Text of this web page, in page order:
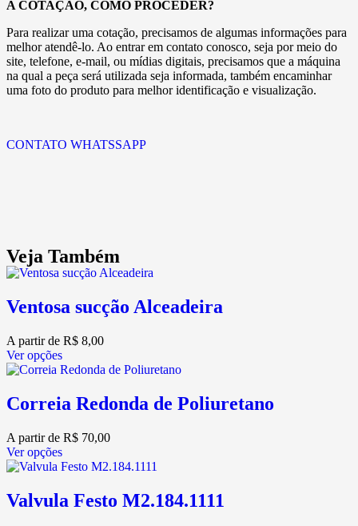
A COTAÇÃO, COMO PROCEDER?
Para realizar uma cotação, precisamos de algumas informações para
melhor atendê-lo. Ao entrar em contato conosco, seja por meio do
site, telefone, e-mail, ou mídias digitais, precisamos que a máquina
na qual a peça será utilizada seja informada, também encaminhar
uma foto do produto para melhor identificação e visualização.
CONTATO WHATSSAPP
Veja Também
Ventosa sucção Alceadeira
A partir de R$ 8,00
Ver opções
Correia Redonda de Poliuretano
A partir de R$ 70,00
Ver opções
Valvula Festo M2.184.1111